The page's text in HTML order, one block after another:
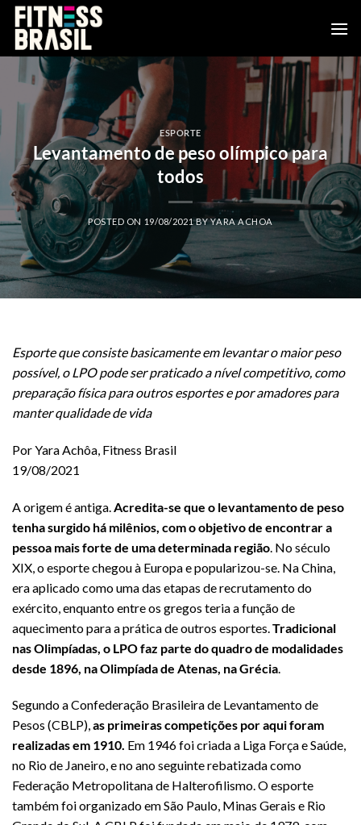
Skip
content
ESPORTE
Levantamento de peso olímpico para
todos
POSTED ON 19/08/2021BYYARA ACHOA
Esporte que consiste basicamente em levantar o maior peso
possível, o LPO pode ser praticado a nível competitivo, como
preparação física para outros esportes e por amadores para
manter qualidade de vida
Por Yara Achôa, Fitness Brasil
19/08/2021
A origem é antiga. Acredita-se que o levantamento de peso
tenha surgido há milênios, com o objetivo de encontrar a
pessoa mais forte de uma determinada região . No século
XIX, o esporte chegou à Europa e popularizou-se. Na China,
era aplicado como uma das etapas de recrutamento do
exército, enquanto entre os gregos teria a função de
aquecimento para a prática de outros esportes. Tradicional
nas Olimpíadas, o LPO faz parte do quadro de modalidades
desde 1896, na Olimpíada de Atenas, na Grécia
Segundo a Confederação Brasileira de Levantamento de
Pesos (CBLP),as primeiras competições por aqui foram
realizadas em 1910. Em 1946 foi criada a Liga Força e Saúde,
no Rio de Janeiro, e no ano seguinte rebatizada como
Federação Metropolitana de Halterofilismo. O esporte
também foi organizado em São Paulo, Minas Gerais e Rio